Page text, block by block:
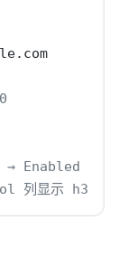
Enabled
列显示 h3